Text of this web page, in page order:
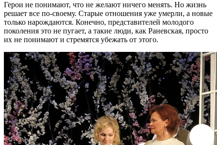
Герои не понимают, что не желают ничего менять. Но жизнь
решает все по-своему. Старые отношения уже умерли, а новые
только нарождаются. Конечно, представителей молодого
поколения это не пугает, а такие люди, как Раневская, просто
их не понимают и стремятся убежать от этого.